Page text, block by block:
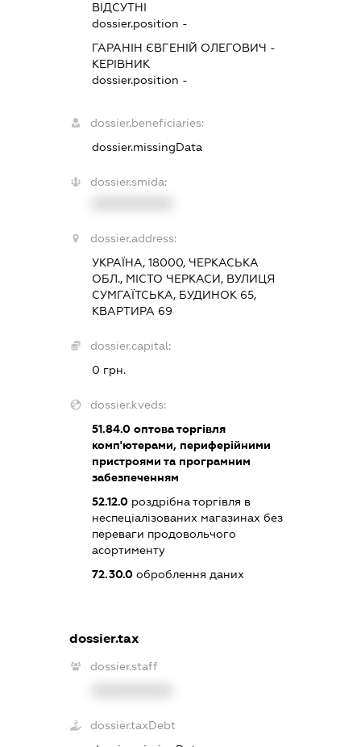
ВІДСУТНІ
dossier.position -
ГАРАНІН ЄВГЕНІЙ ОЛЕГОВИЧ -
КЕРІВНИК
dossier.position -
dossier.beneficiaries:
dossier.missingData
dossier.smida:
dossier.address:
УКРАЇНА, 18000, ЧЕРКАСЬКА
ОБЛ., МІСТО ЧЕРКАСИ, ВУЛИЦЯ
СУМГАЇТСЬКА, БУДИНОК 65,
КВАРТИРА 69
dossier.capital:
0 грн.
dossier.kveds:
51.84.0оптова торгівля
комп'ютерами, периферійними
пристроями та програмним
забезпеченням
52.12.0роздрібна торгівля в
неспеціалізованих магазинах без
переваги продовольчого
асортименту
72.30.0оброблення даних
dossier.tax
dossier.staff
dossier.taxDebt